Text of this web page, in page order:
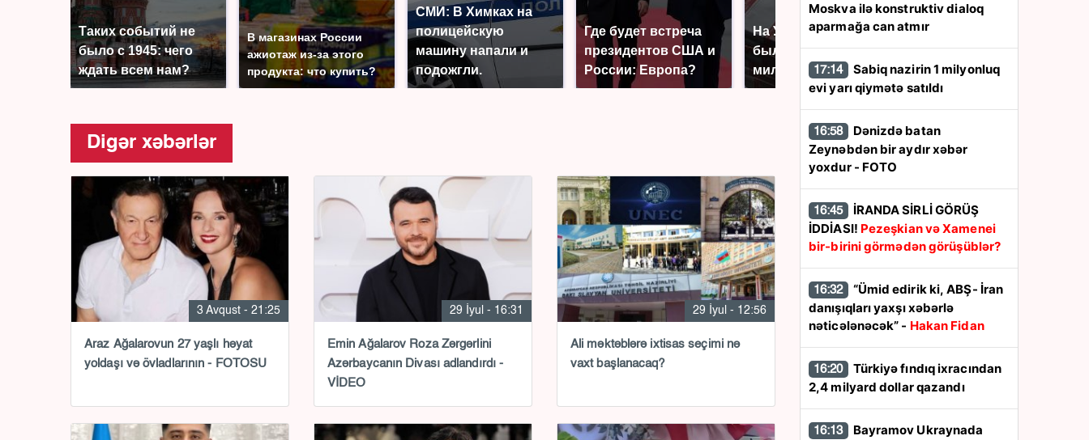
Таких событий не
было с 1945: чего
ждать всем нам?
В магазинах России
ажиотаж из-за этого
продукта: что купить?
СМИ: В Химках на
полицейскую
машину напали и
подожгли.
Где будет встреча
президентов США и
России: Европа?
На Урале из казны
были украдены 18
миллионов рублей
Кавказе: смотреть
Digər xəbərlər
3 Avqust - 21:25
Araz Ağalarovun 27 yaşlı həyat
yoldaşı və övladlarının - FOTOSU
29 İyul - 16:31
Emin Ağalarov Roza Zərgərlini
Azərbaycanın Divası adlandırdı -
VİDEO
29 İyul - 12:56
Ali məktəblərə ixtisas seçimi nə
vaxt başlanacaq?
Moskva ilə konstruktiv dialoq
aparmağa can atmır
17:14
evi yarı qiymətə satıldı
16:58
Zeynəbdən bir aydır xəbər
yoxdur - FOTO
16:45
İDDİASI! Pezeşkian və Xamenei
bir-birini görmədən görüşüblər?
16:32
danışıqları yaxşı xəbərlə
nəticələnəcək” - Hakan Fidan
16:20
2,4 milyard dollar qazandı
16:13